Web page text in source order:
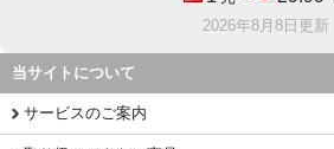
2026年8月8日更新
当サイトについて
サービスのご案内